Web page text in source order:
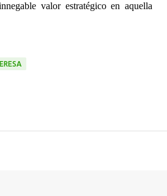
valor estratégico en aquella